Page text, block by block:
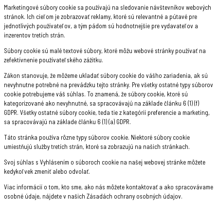
Marketingové súbory cookie sa používajú na sledovanie návštevníkov webových
stránok. Ich cieľom je zobrazovať reklamy, ktoré sú relevantné a pútavé pre
jednotlivých používateľov, a tým pádom sú hodnotnejšie pre vydavateľov a
inzerentov tretích strán.
Súbory cookie sú malé textové súbory, ktoré môžu webové stránky používať na
zefektívnenie používateľského zážitku.
Zákon stanovuje, že môžeme ukladať súbory cookie do vášho zariadenia, ak sú
nevyhnutne potrebné na prevádzku tejto stránky. Pre všetky ostatné typy súborov
cookie potrebujeme váš súhlas. To znamená, že súbory cookie, ktoré sú
kategorizované ako nevyhnutné, sa spracovávajú na základe článku 6 (1) (f)
GDPR. Všetky ostatné súbory cookie, teda tie z kategórií preferencie a marketing,
sa spracovávajú na základe článku 6 (1) (a) GDPR.
Táto stránka používa rôzne typy súborov cookie. Niektoré súbory cookie
umiestňujú služby tretích strán, ktoré sa zobrazujú na našich stránkach.
Svoj súhlas s Vyhlásením o súboroch cookie na našej webovej stránke môžete
kedykoľvek zmeniť alebo odvolať.
Viac informácií o tom, kto sme, ako nás môžete kontaktovať a ako spracovávame
osobné údaje, nájdete v našich Zásadách ochrany osobných údajov.